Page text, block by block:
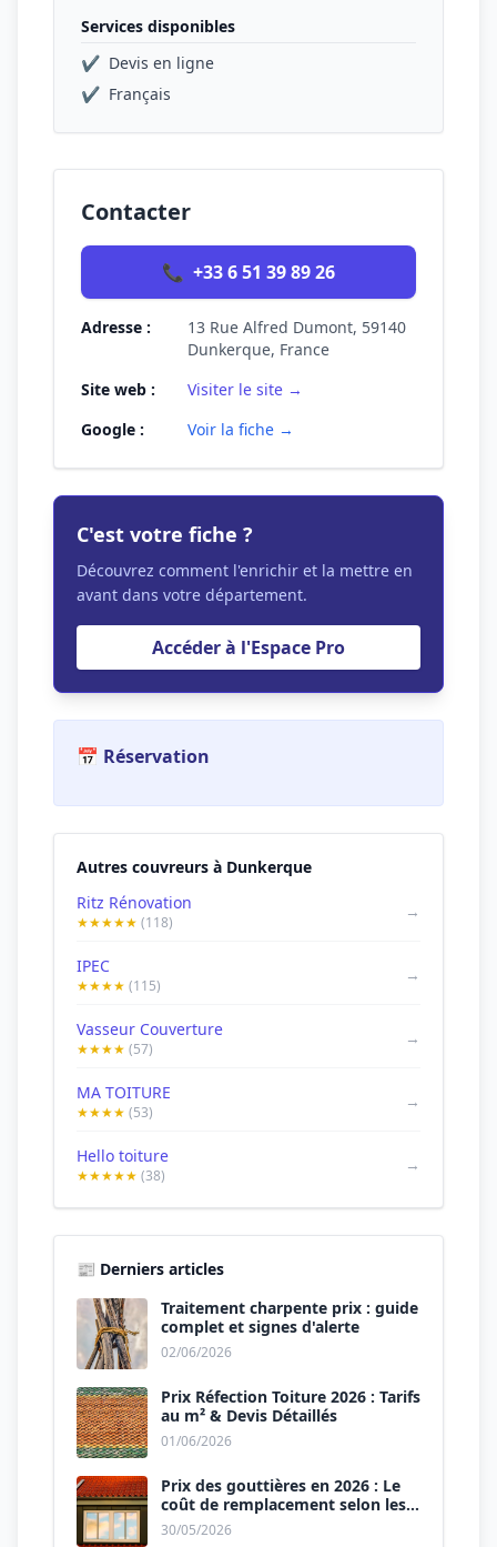
Services disponibles
✔ Devis en ligne
✔ Français
Contacter
📞 +33 6 51 39 89 26
Adresse :
13 Rue Alfred Dumont, 59140
Dunkerque, France
Site web :
Visiter le site →
Google :
Voir la fiche →
C'est votre fiche ?
Découvrez comment l'enrichir et la mettre en
avant dans votre département.
Accéder à l'Espace Pro
📅 Réservation
Autres couvreurs à Dunkerque
Ritz Rénovation
★★★★★ (118)
→
IPEC
★★★★ (115)
→
Vasseur Couverture
★★★★ (57)
→
MA TOITURE
★★★★ (53)
→
Hello toiture
★★★★★ (38)
→
📰 Derniers articles
Traitement charpente prix : guide
complet et signes d'alerte
02/06/2026
Prix Réfection Toiture 2026 : Tarifs
au m² & Devis Détaillés
01/06/2026
Prix des gouttières en 2026 : Le
coût de remplacement selon les
matériaux
30/05/2026